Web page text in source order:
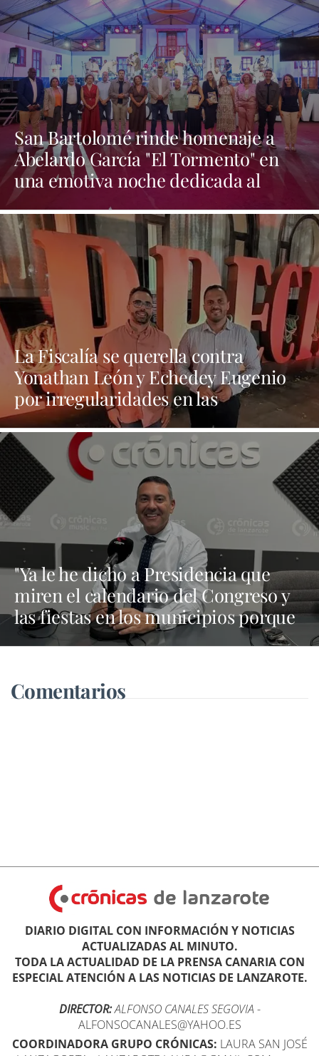
San Bartolomé rinde homenaje a
Abelardo García "El Tormento" en
una emotiva noche dedicada al
folclore canario
La Fiscalía se querella contra
Yonathan León y Echedey Eugenio
por irregularidades en las
contrataciones de las fiestas
"Ya le he dicho a Presidencia que
miren el calendario del Congreso y
las fiestas en los municipios porque
Dolores Corujo estaba en un fiesta
pleno"
Comentarios
DIARIO DIGITAL CON INFORMACIÓN Y NOTICIAS
ACTUALIZADAS AL MINUTO.
TODA LA ACTUALIDAD DE LA PRENSA CANARIA CON
ESPECIAL ATENCIÓN A LAS NOTICIAS DE LANZAROTE.
DIRECTOR:ALFONSO CANALES SEGOVIA -
ALFONSOCANALES@YAHOO.ES
COORDINADORA GRUPO CRÓNICAS: LAURA SAN JOSÉ